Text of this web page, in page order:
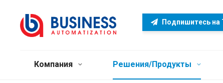
Подпишитесь на
Компания Решения/Продукты